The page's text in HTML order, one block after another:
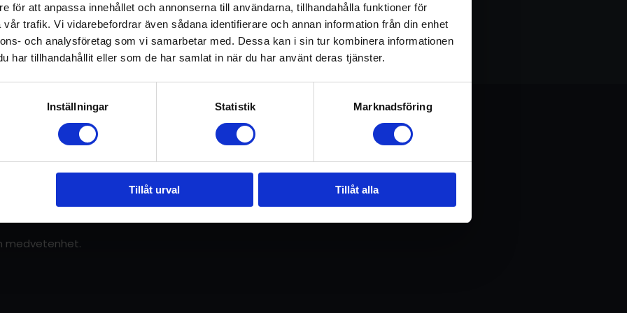
för att anpassa innehållet och annonserna till användarna, tillhandahålla funktioner för
trafik. Vi vidarebefordrar även sådana identifierare och annan information från din enhet
och analysföretag som vi samarbetar med. Dessa kan i sin tur kombinera informationen
har tillhandahållit eller som de har samlat in när du har använt deras tjänster.
Inställningar Statistik Marknadsföring
Tillåt urval Tillåt alla
workshops och
att lyfta fram och understödja
leder till ökad insikt och
medvetenhet.